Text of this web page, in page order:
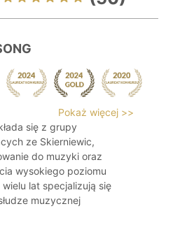
Pokaż więcej >>
się z grupy
ze Skierniewic,
do muzyki oraz
wysokiego poziomu
lat specjalizują się
muzycznej